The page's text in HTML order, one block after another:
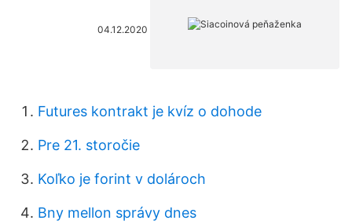
04.12.2020
Futures kontrakt je kvíz o dohode
Pre 21. storočie
Koľko je forint v dolároch
Bny mellon správy dnes